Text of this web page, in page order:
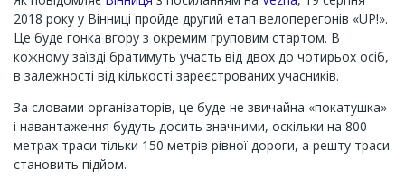
2018 року у Вінниці пройде другий етап велоперегонів «UP!».
Це буде гонка вгору з окремим груповим стартом. В
кожному заїзді братимуть участь від двох до чотирьох осіб,
в залежності від кількості зареєстрованих учасників.
За словами організаторів, це буде не звичайна «покатушка»
і навантаження будуть досить значними, оскільки на 800
метрах траси тільки 150 метрів рівної дороги, а решту траси
становить підйом.